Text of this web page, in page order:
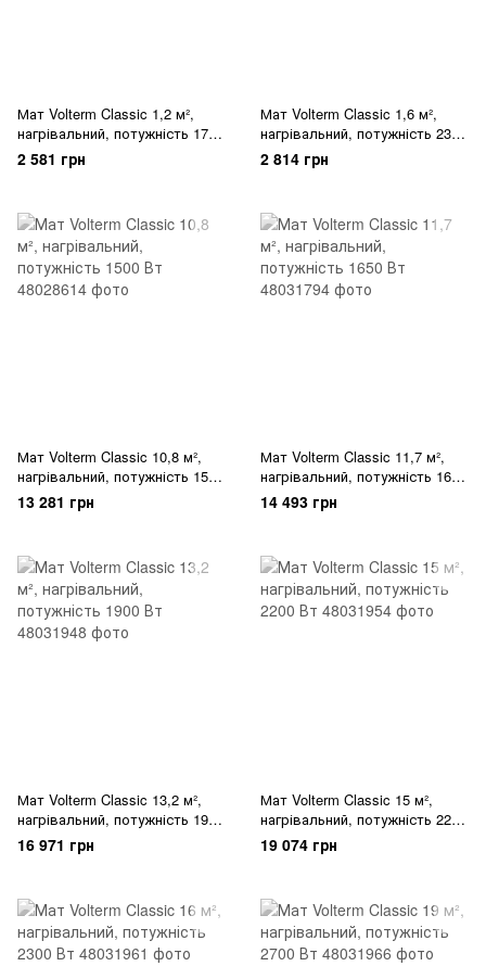
Мат Volterm Classic 1,2 м²,
нагрівальний, потужність 170
Вт
2 581 грн
Мат Volterm Classic 1,6 м²,
нагрівальний, потужність 230
Вт
2 814 грн
Мат Volterm Classic 10,8 м²,
нагрівальний, потужність 1500
Вт
13 281 грн
Мат Volterm Classic 11,7 м²,
нагрівальний, потужність 1650
Вт
14 493 грн
Мат Volterm Classic 13,2 м²,
нагрівальний, потужність 1900
Вт
16 971 грн
Мат Volterm Classic 15 м²,
нагрівальний, потужність 2200
Вт
19 074 грн